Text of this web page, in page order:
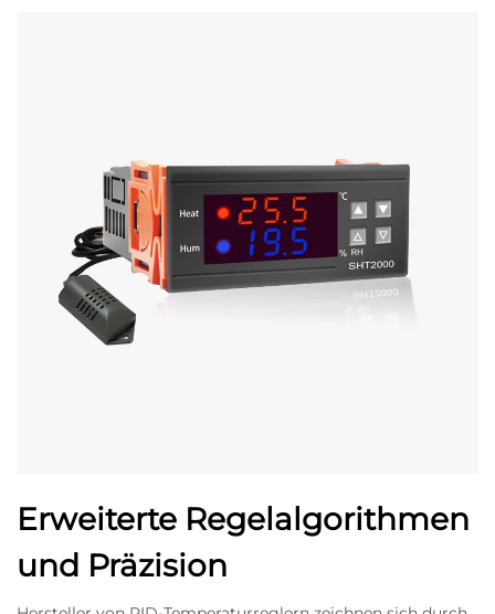
Erweiterte Regelalgorithmen
und Präzision